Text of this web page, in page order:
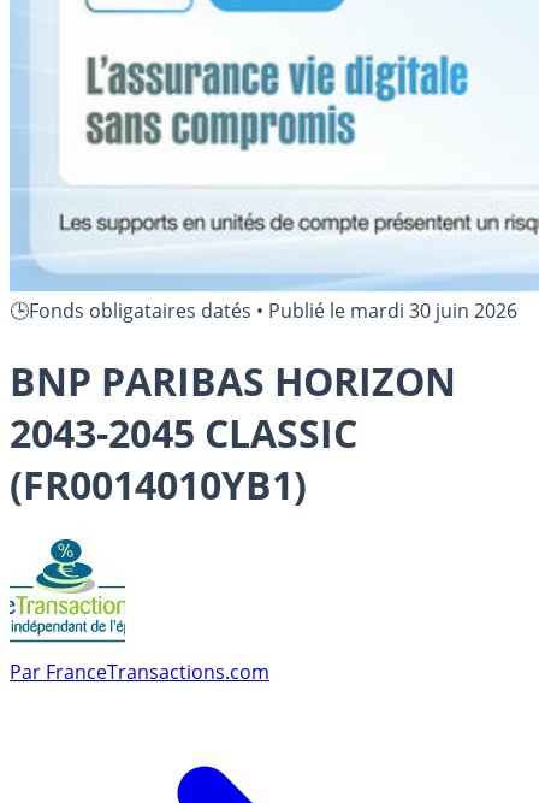
🕒Fonds obligataires datés • Publié le mardi 30 juin 2026
BNP PARIBAS HORIZON
2043-2045 CLASSIC
(FR0014010YB1)
Par FranceTransactions.com